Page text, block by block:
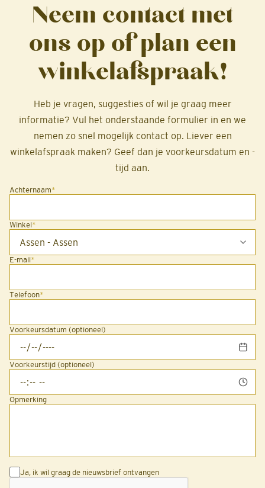
Neem contact met
ons op of plan een
winkelafspraak!
Heb je vragen, suggesties of wil je graag meer
informatie? Vul het onderstaande formulier in en we
nemen zo snel mogelijk contact op. Liever een
winkelafspraak maken? Geef dan je voorkeursdatum en -
tijd aan.
Achternaam*
Winkel*
E-mail*
Telefoon*
Voorkeursdatum (optioneel)
Voorkeurstijd (optioneel)
Opmerking
Ja, ik wil graag de nieuwsbrief ontvangen